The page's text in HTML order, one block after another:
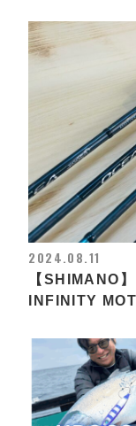
2024.08.11
【SHIMANO
INFINITY